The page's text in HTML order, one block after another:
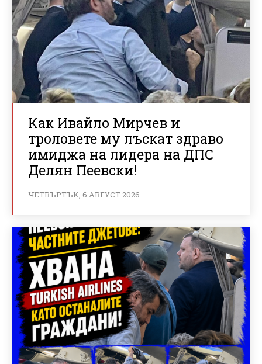
Как Ивайло Мирчев и
троловете му лъскат здраво
имиджа на лидера на ДПС
Делян Пеевски!
ЧЕТВЪРТЪК, 6 АВГУСТ 2026